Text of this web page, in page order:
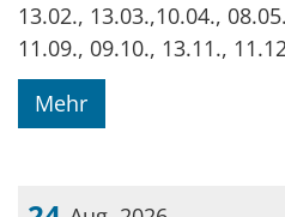
13.02., 13.03.,10.04.,
11.09., 09.10., 13.11.,
Mehr